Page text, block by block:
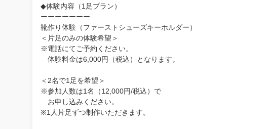
◆体験内容（1足プラン）
ーーーーーーー
靴作り体験（ファーストシューズキーホルダー）
＜片足のみの体験希望＞
※電話にてご予約ください。
体験料金は6,000円（税込）となります。
＜2名で1足を希望＞
※参加人数は1名（12,000円/税込）で
お申し込みください。
※1人片足ずつ制作いただきます。